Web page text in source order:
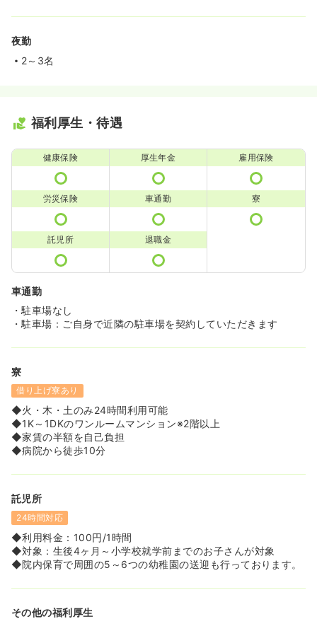
夜勤
2～3名
福利厚生・待遇
健康保険 厚生年金 雇用保険
労災保険 車通勤 寮
託児所 退職金
車通勤
・駐車場なし
・駐車場：ご自身で近隣の駐車場を契約していただきます
寮
借り上げ寮あり
◆火・木・土のみ24時間利用可能
◆1K～1DKのワンルームマンション※2階以上
◆家賃の半額を自己負担
◆病院から徒歩10分
託児所
24時間対応
◆利用料金：100円/1時間
◆対象：生後4ヶ月～小学校就学前までのお子さんが対象
◆院内保育で周囲の5～6つの幼稚園の送迎も行っております。
その他の福利厚生